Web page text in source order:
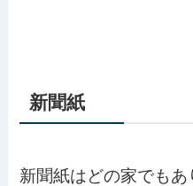
新聞紙
新聞紙はどの家でもあ